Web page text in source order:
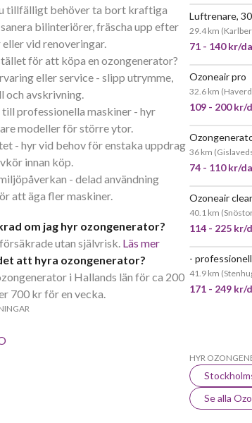
tillfälligt behöver ta bort kraftiga
bilinteriörer, fräscha upp efter
vid renoveringar.
för att köpa en ozongenerator?
eller service - slipp utrymme,
och avskrivning.
professionella maskiner - hyr
modeller för större ytor.
- hyr vid behov för enstaka uppdrag
innan köp.
- delad användning
att äga fler maskiner.
om jag hyr ozongenerator?
utan självrisk. Läs mer
att hyra ozongenerator?
i Hallands län för ca 200
700 kr för en vecka.
29.4 km (
71 - 140 kr/
Ozoneair pro
32.6 km (
109 - 200 kr/
36 km (
74 - 110 kr/
Ozoneair
40.1 km (
114 - 225 kr/
-
41.9 km (
171 - 249 kr/
HYR
Se alla